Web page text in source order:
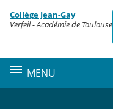
Menu de la rubrique
Contenu
Collège Jean-Gay
Verfeil - Académie de Toulouse
MENU